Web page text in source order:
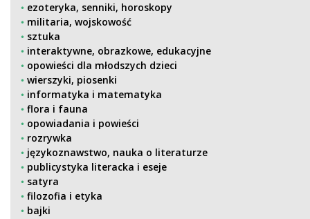
ezoteryka, senniki, horoskopy
militaria, wojskowość
sztuka
interaktywne, obrazkowe, edukacyjne
opowieści dla młodszych dzieci
wierszyki, piosenki
informatyka i matematyka
flora i fauna
opowiadania i powieści
rozrywka
językoznawstwo, nauka o literaturze
publicystyka literacka i eseje
satyra
filozofia i etyka
bajki